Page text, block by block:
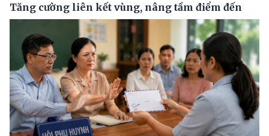
Tăng cường liên kết vùng, nâng tầm điểm đến